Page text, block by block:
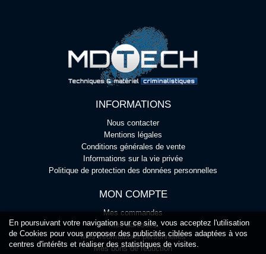
En poursuivant votre navigation sur ce site, vous acceptez l'utilisation
de Cookies pour vous proposer des publicités ciblées adaptées à vos
centres d'intérêts et réaliser des statistiques de visites.
INFORMATIONS
Nous contacter
Mentions légales
Conditions générales de vente
Informations sur la vie privée
Politique de protection des données personnelles
MON COMPTE
Mes commandes
Mes adresses
Mes informations personnelles
Mes bons de réduction